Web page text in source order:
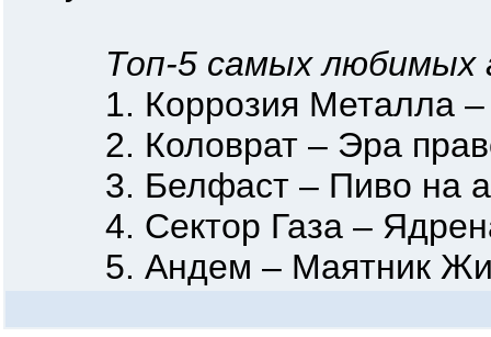
Топ-5 самых любимых
1. Коррозия Металла –
2. Коловрат – Эра
3. Белфаст – Пиво на
4. Сектор Газа –
5. Андем – Маятник